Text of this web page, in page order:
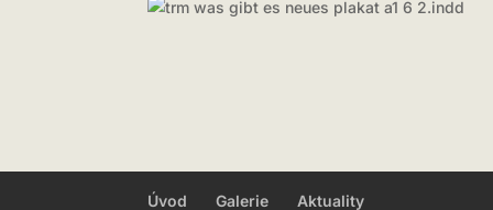
Úvod Galerie Aktuality